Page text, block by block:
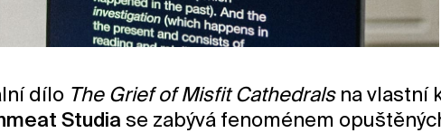
dílo The Grief of Misfit Cathedralsna vlastní
Studia se zabývá fenoménem